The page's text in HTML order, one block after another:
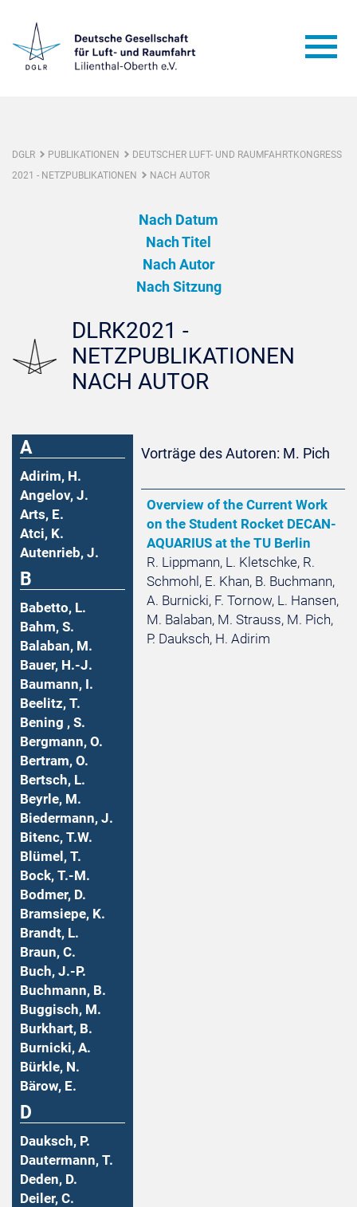
DGLR PUBLIKATIONEN
DEUTSCHER LUFT- UND RAUMFAHRTKONGRESS
2021 - NETZPUBLIKATIONEN
NACH AUTOR
Nach Datum
Nach Titel
Nach Autor
Nach Sitzung
DLRK2021 -
NETZPUBLIKATIONEN
NACH AUTOR
A
Adirim, H.
Angelov, J.
Arts, E.
Atci, K.
Autenrieb, J.
B
Babetto, L.
Bahm, S.
Balaban, M.
Bauer, H.-J.
Baumann, I.
Beelitz, T.
Bening , S.
Bergmann, O.
Bertram, O.
Bertsch, L.
Beyrle, M.
Biedermann, J.
Bitenc, T.W.
Blümel, T.
Bock, T.-M.
Bodmer, D.
Bramsiepe, K.
Brandt, L.
Braun, C.
Buch, J.-P.
Buchmann, B.
Buggisch, M.
Burkhart, B.
Burnicki, A.
Bürkle, N.
Bärow, E.
D
Dauksch, P.
Dautermann, T.
Deden, D.
Deiler, C.
Vorträge des Autoren: M. Pich
Overview of the Current Work
on the Student Rocket DECAN-
AQUARIUS at the TU Berlin
R. Lippmann, L. Kletschke, R.
Schmohl, E. Khan, B. Buchmann,
A. Burnicki, F. Tornow, L. Hansen,
M. Balaban, M. Strauss, M. Pich,
P. Dauksch, H. Adirim